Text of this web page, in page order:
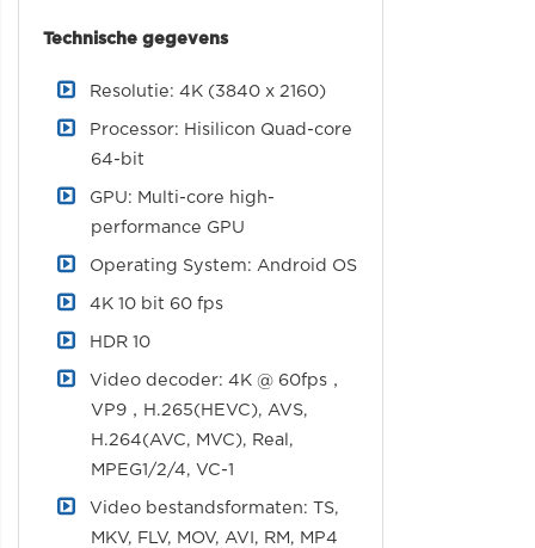
Technische gegevens
Resolutie: 4K (3840 x 2160)
Processor: Hisilicon Quad-core
64-bit
GPU: Multi-core high-
performance GPU
Operating System: Android OS
4K 10 bit 60 fps
HDR 10
Video decoder: 4K @ 60fps，
VP9，H.265(HEVC), AVS,
H.264(AVC, MVC), Real,
MPEG1/2/4, VC-1
Video bestandsformaten: TS,
MKV, FLV, MOV, AVI, RM, MP4